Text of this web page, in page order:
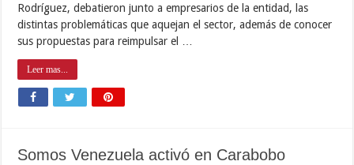
Rodríguez, debatieron junto a empresarios de la entidad, las
distintas problemáticas que aquejan el sector, además de conocer
sus propuestas para reimpulsar el …
Leer mas...
Somos Venezuela activó en Carabobo